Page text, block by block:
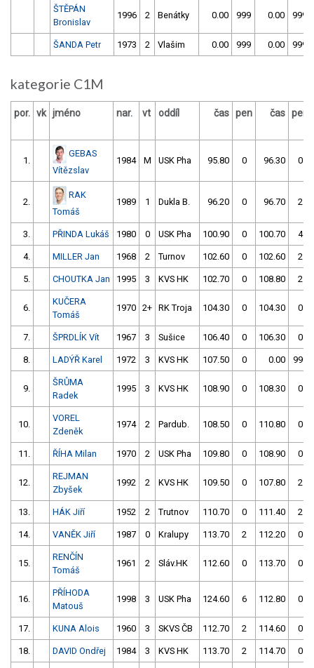
ŠTĚPÁN
Bronislav
1996 2 Benátky 0.00 999 0.00 999
ŠANDA Petr 1973 2 Vlašim 0.00 999 0.00 999
kategorie C1M
por. vk jméno nar. vt oddíl čas pen čas pen
1.
GEBAS
Vítězslav
1984 M USK Pha 95.80 0 96.30 0
2.
RAK
Tomáš
1989 1 Dukla B. 96.20 0 96.70 2
3. PŘINDA Lukáš 1980 0 USK Pha 100.90 0 100.70 4
4. MILLER Jan 1968 2 Turnov 102.60 0 102.60 2
5. CHOUTKA Jan 1995 3 KVS HK 102.70 0 108.80 2
6.
KUČERA
Tomáš
1970 2+ RK Troja 104.30 0 104.30 0
7. ŠPRDLÍK Vít 1967 3 Sušice 106.40 0 106.30 0
8. LADÝŘ Karel 1972 3 KVS HK 107.50 0 0.00 999
9.
ŠRŮMA
Radek
1995 3 KVS HK 108.90 0 108.30 0
10.
VOREL
Zdeněk
1974 2 Pardub. 108.50 0 110.80 0
11. ŘÍHA Milan 1970 2 USK Pha 109.80 0 108.90 0
12.
REJMAN
Zbyšek
1992 2 KVS HK 109.50 0 107.80 2
13. HÁK Jiří 1952 2 Trutnov 110.70 0 111.40 2
14. VANĚK Jiří 1987 0 Kralupy 113.70 2 112.20 0
15.
RENČÍN
Tomáš
1961 2 Sláv.HK 112.60 0 113.70 0
16.
PŘÍHODA
Matouš
1998 3 USK Pha 124.60 6 112.80 0
17. KUNA Alois 1960 3 SKVS ČB 112.70 2 114.60 0
18. DAVID Ondřej 1984 3 KVS HK 113.70 2 114.70 0